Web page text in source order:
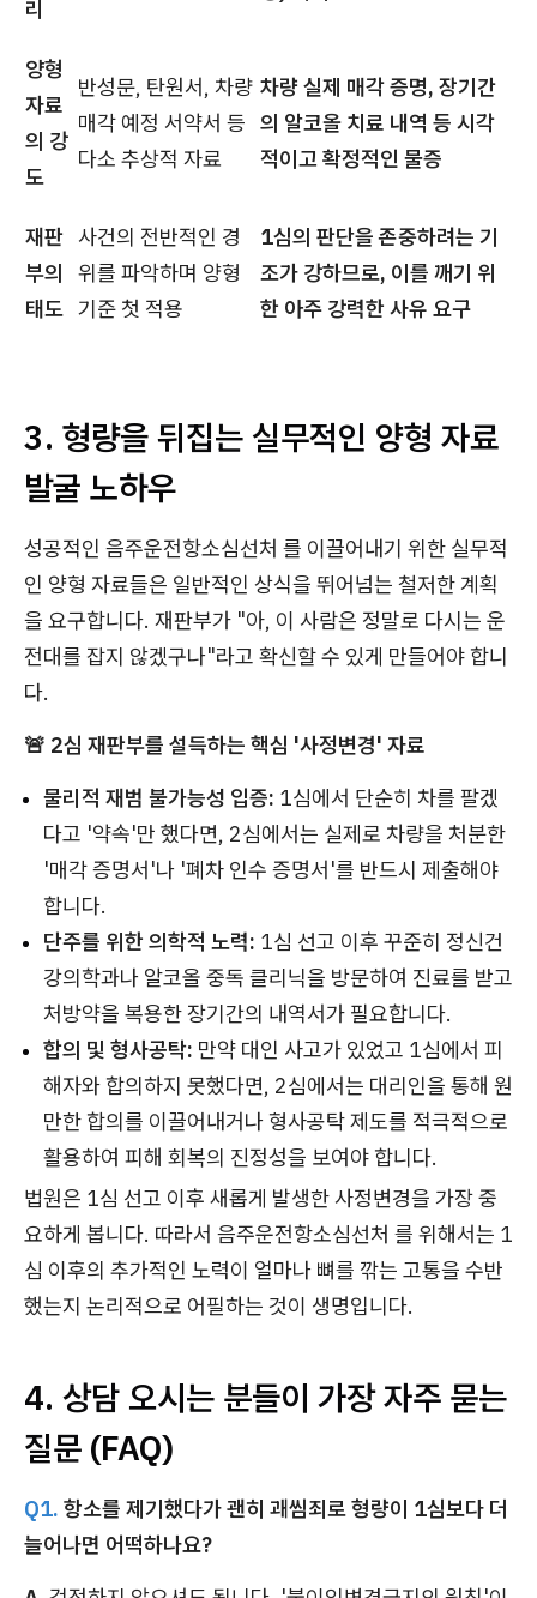
리
양형
자료
의 강
도
반성문, 탄원서, 차량
매각 예정 서약서 등
다소 추상적 자료
차량 실제 매각 증명, 장기간
의 알코올 치료 내역 등 시각
적이고 확정적인 물증
재판
부의
태도
사건의 전반적인 경
위를 파악하며 양형
기준 첫 적용
1심의 판단을 존중하려는 기
조가 강하므로, 이를 깨기 위
한 아주 강력한 사유 요구
3. 형량을 뒤집는 실무적인 양형 자료
발굴 노하우
성공적인 음주운전항소심선처 를 이끌어내기 위한 실무적
인 양형 자료들은 일반적인 상식을 뛰어넘는 철저한 계획
을 요구합니다. 재판부가 "아, 이 사람은 정말로 다시는 운
전대를 잡지 않겠구나"라고 확신할 수 있게 만들어야 합니
다.
🚨 2심 재판부를 설득하는 핵심 '사정변경' 자료
물리적 재범 불가능성 입증: 1심에서 단순히 차를 팔겠
다고 '약속'만 했다면, 2심에서는 실제로 차량을 처분한
'매각 증명서'나 '폐차 인수 증명서'를 반드시 제출해야
합니다.
단주를 위한 의학적 노력: 1심 선고 이후 꾸준히 정신건
강의학과나 알코올 중독 클리닉을 방문하여 진료를 받고
처방약을 복용한 장기간의 내역서가 필요합니다.
합의 및 형사공탁: 만약 대인 사고가 있었고 1심에서 피
해자와 합의하지 못했다면, 2심에서는 대리인을 통해 원
만한 합의를 이끌어내거나 형사공탁 제도를 적극적으로
활용하여 피해 회복의 진정성을 보여야 합니다.
법원은 1심 선고 이후 새롭게 발생한 사정변경을 가장 중
요하게 봅니다. 따라서 음주운전항소심선처 를 위해서는 1
심 이후의 추가적인 노력이 얼마나 뼈를 깎는 고통을 수반
했는지 논리적으로 어필하는 것이 생명입니다.
4. 상담 오시는 분들이 가장 자주 묻는
질문 (FAQ)
Q1. 항소를 제기했다가 괜히 괘씸죄로 형량이 1심보다 더
늘어나면 어떡하나요?